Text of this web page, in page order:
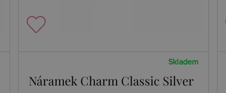
Skladem
Náramek Charm Classic Silver